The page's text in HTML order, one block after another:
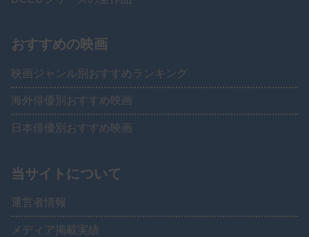
おすすめの映画
映画ジャンル別おすすめランキング
海外俳優別おすすめ映画
日本俳優別おすすめ映画
当サイトについて
運営者情報
メディア掲載実績